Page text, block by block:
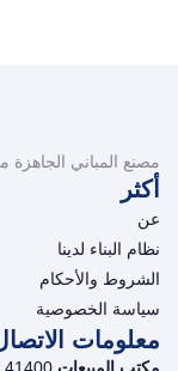
مصنع المباني الجاهزة
أكثر
عن
نظام البناء لدينا
الشروط والأحكام
سياسة الخصوصية
معلومات
مكتب المبيعات 41400